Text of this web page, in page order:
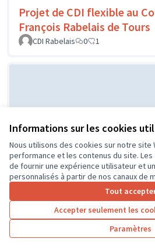
Informations sur les cookies
Nous utilisons des cookies sur notre site
performance et les contenus du site.
de fournir une expérience utilisateur et
personnalisés à partir de nos canaux de
Tout
Accepter seulement les
Paramètres
Projet de CDI flexible au
François Rabelais de Tours
CDI Rabelais
0 1
Projet d'un city stade par
de l'Île Bouchard